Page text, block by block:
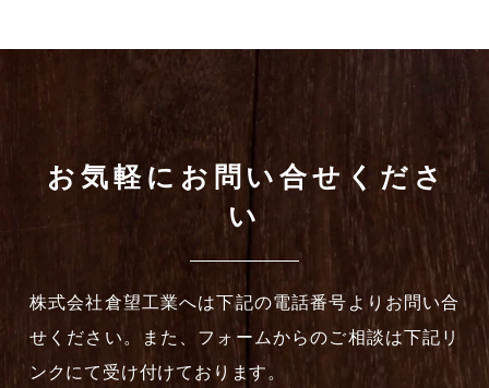
お気軽にお問い合せくださ
い
株式会社倉望工業へは下記の電話番号よりお問い合
せください。また、フォームからのご相談は下記リ
ンクにて受け付けております。